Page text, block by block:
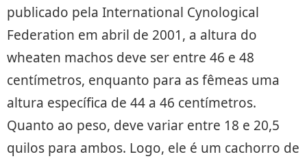
publicado pela International Cynological
Federation em abril de 2001, a altura do
wheaten machos deve ser entre 46 e 48
centímetros, enquanto para as fêmeas uma
altura específica de 44 a 46 centímetros.
Quanto ao peso, deve variar entre 18 e 20,5
quilos para ambos. Logo, ele é um cachorro de